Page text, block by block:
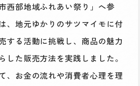
西部地域ふれあい祭り」へ参
、地元ゆかりのサツマイモに付
する活動に挑戦し、商品の魅力
した販売方法を実践しました。
、お金の流れや消費者心理を理